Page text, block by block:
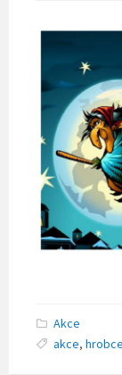
Akce
akce, hrobce